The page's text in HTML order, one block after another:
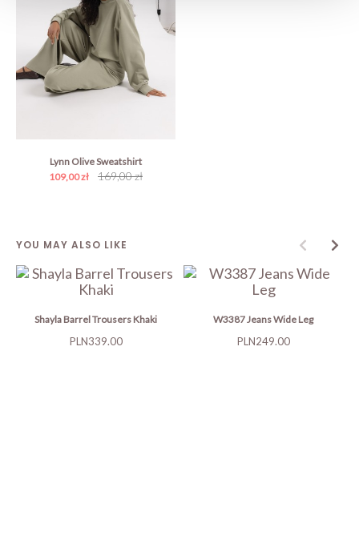
Lynn Olive Sweatshirt
109,00 zł
169,00 zł
YOU MAY ALSO LIKE
Shayla Barrel Trousers Khaki
Price
PLN339.00
W3387 Jeans Wide Leg
Price
PLN249.00